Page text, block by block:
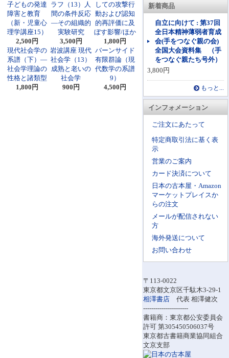
新着商品
自立に向けて : 第37回
全日本精神薄弱者育成
会(手をつなぐ親の会)
全国大会資料集 （手
をつなぐ親たち号外）
3,800円
もっと...
インフォメーション
ご注文にあたって
特定商取引法に基く表
示
営業のご案内
カード決済について
日本の古本屋・Amazon
マーケットプレイスか
らの注文
メールが配信されない
方
海外発送について
お問い合わせ
〒113-0022
東京都文京区千駄木3-29-1
相澤書店 代表 相澤健次
----------------------
書籍商：東京都公安委員会
許可 第305450506037号
東京都古書籍商業協同組合
文京支部
子どもの発達
障害と教育
（新・児童心
理学講座15）
2,500円
ラフ（13）人
間の条件反応
―その組織的
実験研究
3,500円
しての攻撃行
動および認知
的再評価に及
ぼす影響/ほか
1,800円
現代社会学の
系譜（下）―
社会学理論の
性格と諸類型
1,800円
岩波講座 現代
社会学（13）
成熟と老いの
社会学
900円
バーンサイド
有限群論（現
代数学の系譜
9）
4,500円